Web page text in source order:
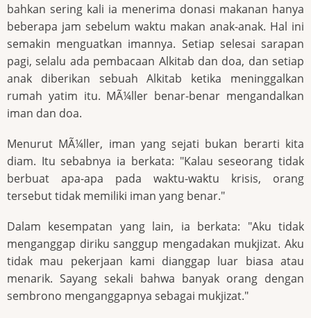
bahkan sering kali ia menerima donasi makanan hanya
beberapa jam sebelum waktu makan anak-anak. Hal ini
semakin menguatkan imannya. Setiap selesai sarapan
pagi, selalu ada pembacaan Alkitab dan doa, dan setiap
anak diberikan sebuah Alkitab ketika meninggalkan
rumah yatim itu. MÃ¼ller benar-benar mengandalkan
iman dan doa.
Menurut MÃ¼ller, iman yang sejati bukan berarti kita
diam. Itu sebabnya ia berkata: "Kalau seseorang tidak
berbuat apa-apa pada waktu-waktu krisis, orang
tersebut tidak memiliki iman yang benar."
Dalam kesempatan yang lain, ia berkata: "Aku tidak
menganggap diriku sanggup mengadakan mukjizat. Aku
tidak mau pekerjaan kami dianggap luar biasa atau
menarik. Sayang sekali bahwa banyak orang dengan
sembrono menganggapnya sebagai mukjizat."